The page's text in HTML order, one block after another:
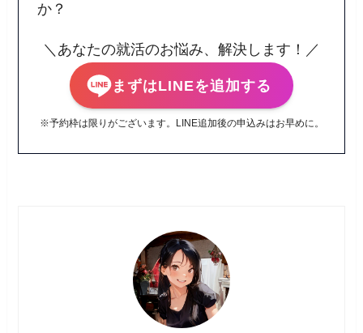
か？
＼あなたの就活のお悩み、解決します！／
まずはLINEを追加する
※予約枠は限りがございます。LINE追加後の申込みはお早めに。